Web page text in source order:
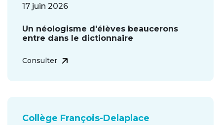
17 juin 2026
Un néologisme d'élèves beaucerons
entre dans le dictionnaire
Consulter
Collège François-Delaplace